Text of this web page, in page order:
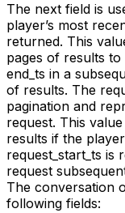
The next field is
player’s most
returned. This
pages of results
end_ts in a
of results. The
pagination and
request. This
results if the
request_start_ts is
request
The conversation
following fields: